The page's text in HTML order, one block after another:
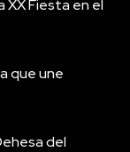
XX Fiesta en el
que une
del